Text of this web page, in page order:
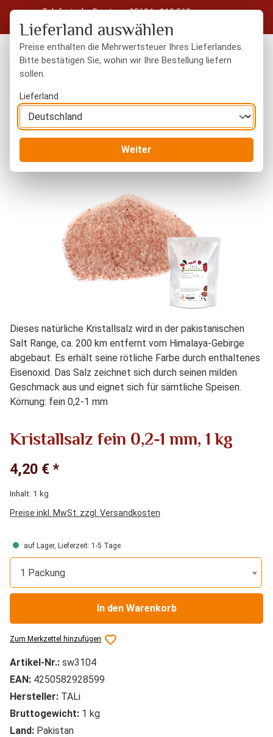
Zum Hauptinhalt springen
Telefonische Beratung: 05604 - 919 563
Kostenloser Versand in Deutschland ab 50 € Warenwert
Dieses natürliche Kristallsalz wird in der pakistanischen
Salt Range, ca. 200 km entfernt vom Himalaya-Gebirge
abgebaut. Es erhält seine rötliche Farbe durch enthaltenes
Eisenoxid. Das Salz zeichnet sich durch seinen milden
Geschmack aus und eignet sich für sämtliche Speisen.
Körnung: fein 0,2-1 mm
Kristallsalz fein 0,2-1 mm, 1 kg
4,20 € *
Inhalt: 1 kg
Preise inkl. MwSt. zzgl. Versandkosten
auf Lager, Lieferzeit: 1-5 Tage
1 Packung
In den Warenkorb
Zum Merkzettel hinzufügen
Artikel-Nr.: sw3104
EAN: 4250582928599
Hersteller: TALi
Bruttogewicht: 1 kg
Land: Pakistan
Lieferland auswählen
Preise enthalten die Mehrwertsteuer Ihres Lieferlandes.
Bitte bestätigen Sie, wohin wir Ihre Bestellung liefern
sollen.
Lieferland
Weiter